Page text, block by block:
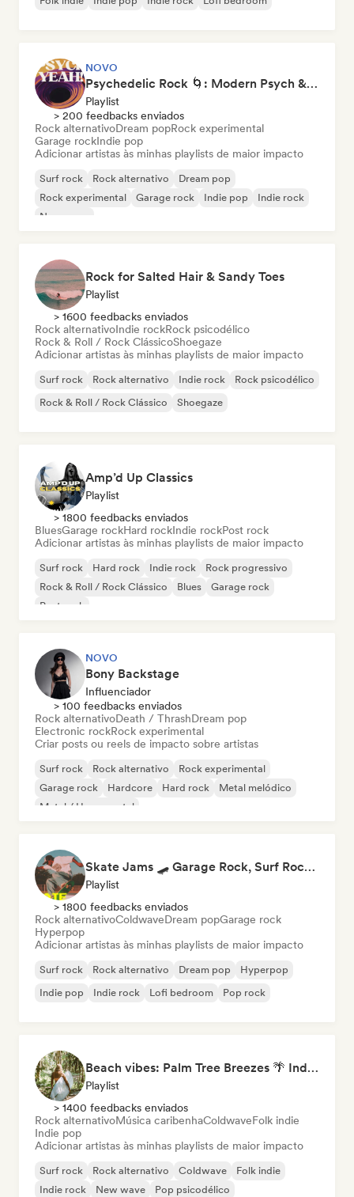
NOVO
Psychedelic Rock 🌀: Modern Psych & Turkish Vibes
Playlist
> 200 feedbacks enviados
Rock alternativoDream popRock experimental
Garage rockIndie pop
Adicionar artistas às minhas playlists de maior impacto
Surf rock Rock alternativo
Dream pop
Rock experimental
Garage rock Indie pop
Indie rock
New wave
Rock for Salted Hair & Sandy Toes
Playlist
> 1600 feedbacks enviados
Rock alternativoIndie rockRock psicodélico
Rock & Roll / Rock ClássicoShoegaze
Adicionar artistas às minhas playlists de maior impacto
Surf rock Rock alternativo Indie rock
Rock psicodélico
Rock & Roll / Rock Clássico
Shoegaze
Amp’d Up Classics
Playlist
> 1800 feedbacks enviados
BluesGarage rockHard rockIndie rockPost rock
Adicionar artistas às minhas playlists de maior impacto
Surf rock Hard rock Indie rock
Rock progressivo
Rock & Roll / Rock Clássico
Blues
Garage rock
Post rock
NOVO
Bony Backstage
Influenciador
> 100 feedbacks enviados
Rock alternativoDeath / ThrashDream pop
Electronic rockRock experimental
Criar posts ou reels de impacto sobre artistas
Surf rock Rock alternativo
Rock experimental
Garage rock
Hardcore Hard rock
Metal melódico
Metal / Heavy metal
Skate Jams 🛹 Garage Rock, Surf Rock & Neo-Psych
Playlist
> 1800 feedbacks enviados
Rock alternativoColdwaveDream popGarage rock
Hyperpop
Adicionar artistas às minhas playlists de maior impacto
Surf rock Rock alternativo Dream pop
Hyperpop
Indie pop
Indie rock Lofi bedroom Pop rock
Beach vibes: Palm Tree Breezes 🌴 Indie Folk, Acoustic & Singer-Songwriter
Playlist
> 1400 feedbacks enviados
Rock alternativoMúsica caribenhaColdwaveFolk indie
Indie pop
Adicionar artistas às minhas playlists de maior impacto
Surf rock Rock alternativo Coldwave
Folk indie
Indie rock
New wave
Pop psicodélico